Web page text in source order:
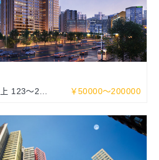
123～252
￥50000～200000